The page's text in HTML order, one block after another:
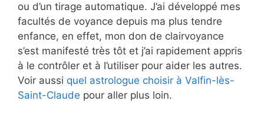
ou d’un tirage automatique. J’ai développé mes
facultés de voyance depuis ma plus tendre
enfance, en effet, mon don de clairvoyance
s’est manifesté très tôt et j’ai rapidement appris
à le contrôler et à l’utiliser pour aider les autres.
Voir aussi quel astrologue choisir à Valfin-lès-
Saint-Claude pour aller plus loin.